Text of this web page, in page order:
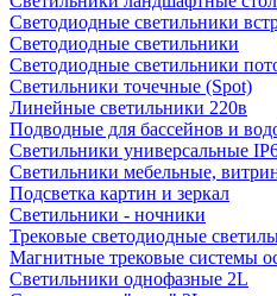
Светодиодные светильники
Светодиодные светильники
Светодиодные светильники
Светильники точечные (Spot)
Линейные светильники 220в
Подводные для бассейнов и
Светильники универсальные
Светильники мебельные,
Подсветка картин и зеркал
Светильники - ночники
Трековые светодиодные
Магнитные трековые системы
Светильники однофазные 2L